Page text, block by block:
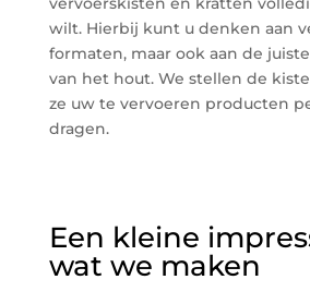
wilt. Hierbij kunt u denken aan
formaten, maar ook aan de
van het hout. We stellen de
ze uw te vervoeren producten
dragen.
Een kleine
wat we maken